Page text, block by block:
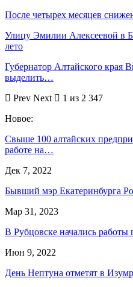
После четырех месяцев
Улицу Эмилии Алексеевой в
лето
Губернатор Алтайского края
выделить…
Prev Next
1 из 2 347
Новое:
Свыше 100 алтайских
работе на…
Дек 7, 2022
Бывший мэр Екатеринбурга
Мар 31, 2023
В Рубцовске начались работы
Июн 9, 2022
День Нептуна отметят в